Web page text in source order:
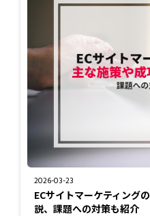
2026-03-23
ECサイトマーケティング
説、課題への対策も紹介